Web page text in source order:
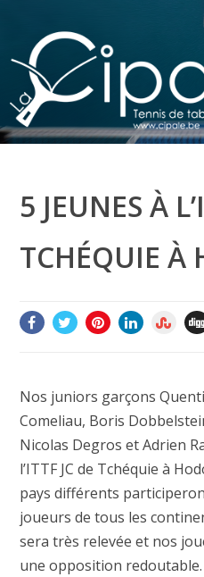
5 JEUNES À
TCHÉQUIE À
Nos juniors garçons
Comeliau, Boris
Nicolas Degros et Adrien
l’ITTF JC de Tchéquie à
pays différents
joueurs de tous les
sera très relevée et nos
une opposition